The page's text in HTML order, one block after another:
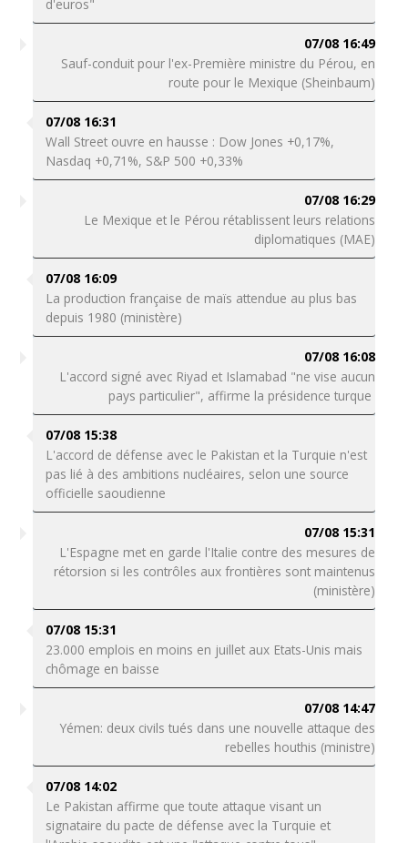
d'euros"
07/08 16:49
Sauf-conduit pour l'ex-Première ministre du Pérou, en
route pour le Mexique (Sheinbaum)
07/08 16:31
Wall Street ouvre en hausse : Dow Jones +0,17%,
Nasdaq +0,71%, S&P 500 +0,33%
07/08 16:29
Le Mexique et le Pérou rétablissent leurs relations
diplomatiques (MAE)
07/08 16:09
La production française de maïs attendue au plus bas
depuis 1980 (ministère)
07/08 16:08
L'accord signé avec Riyad et Islamabad "ne vise aucun
pays particulier", affirme la présidence turque
07/08 15:38
L'accord de défense avec le Pakistan et la Turquie n'est
pas lié à des ambitions nucléaires, selon une source
officielle saoudienne
07/08 15:31
L'Espagne met en garde l'Italie contre des mesures de
rétorsion si les contrôles aux frontières sont maintenus
(ministère)
07/08 15:31
23.000 emplois en moins en juillet aux Etats-Unis mais
chômage en baisse
07/08 14:47
Yémen: deux civils tués dans une nouvelle attaque des
rebelles houthis (ministre)
07/08 14:02
Le Pakistan affirme que toute attaque visant un
signataire du pacte de défense avec la Turquie et